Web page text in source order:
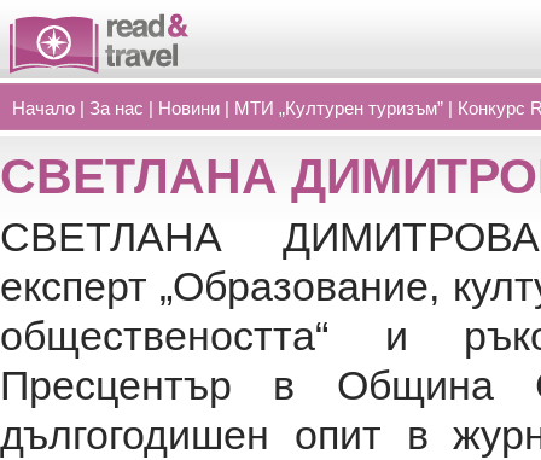
Начало | За нас | Новини | МТИ „Културен туризъм” | Конкурс
СВЕТЛАНА
СВЕТЛАНА
експерт „Образование,
обществеността“ и
Пресцентър в Община
дългогодишен опит в